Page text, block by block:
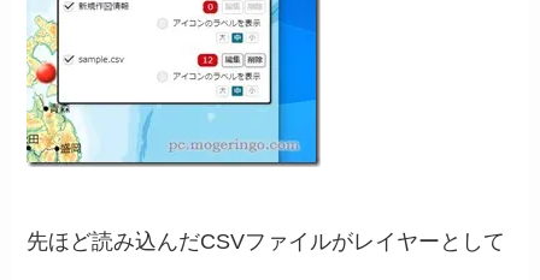
先ほど読み込んだCSVファイルがレイヤーとして